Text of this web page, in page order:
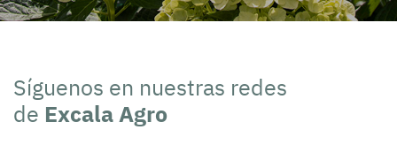
Síguenos en nuestras redes
de Excala Agro